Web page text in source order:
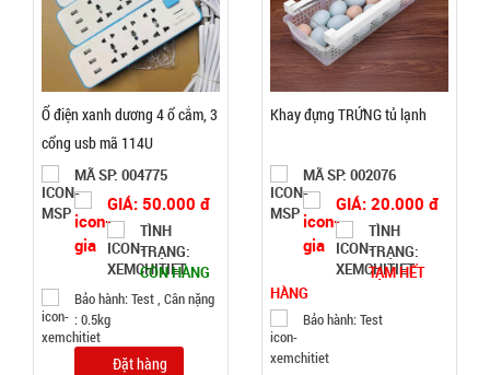
T100 )GIÁ:
52.000 đ
TRẠNG:
Bảo
Cân nặng :
Ổ điện xanh dương 4 ổ cắm, 3
cổng usb mã 114U
MÃ SP: 004775
GIÁ: 50.000 đ
TÌNH
TRẠNG:
CÒN HÀNG
Bảo hành: Test , Cân nặng
: 0.5kg
Đặt hàng
Khay đựng TRỨNG tủ lạnh
MÃ SP: 002076
GIÁ: 20.000 đ
TÌNH
TRẠNG:
TẠM HẾT
HÀNG
Bảo hành: Test